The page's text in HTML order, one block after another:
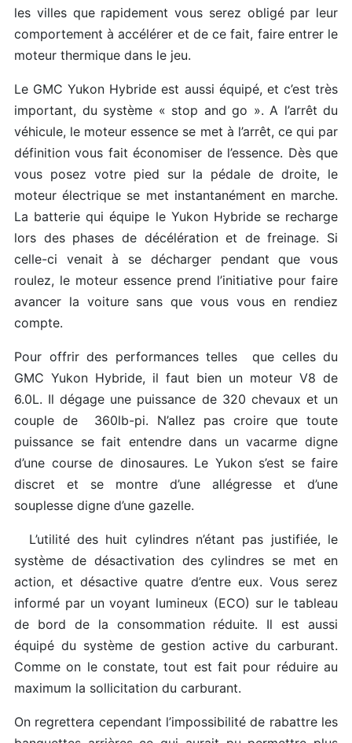
les villes que rapidement vous serez obligé par leur
comportement à accélérer et de ce fait, faire entrer le
moteur thermique dans le jeu.
Le GMC Yukon Hybride est aussi équipé, et c’est très
important, du système « stop and go ». A l’arrêt du
véhicule, le moteur essence se met à l’arrêt, ce qui par
définition vous fait économiser de l’essence. Dès que
vous posez votre pied sur la pédale de droite, le
moteur électrique se met instantanément en marche.
La batterie qui équipe le Yukon Hybride se recharge
lors des phases de décélération et de freinage. Si
celle-ci venait à se décharger pendant que vous
roulez, le moteur essence prend l’initiative pour faire
avancer la voiture sans que vous vous en rendiez
compte.
Pour offrir des performances telles que celles du
GMC Yukon Hybride, il faut bien un moteur V8 de
6.0L. Il dégage une puissance de 320 chevaux et un
couple de 360lb-pi. N’allez pas croire que toute
puissance se fait entendre dans un vacarme digne
d’une course de dinosaures. Le Yukon s’est se faire
discret et se montre d’une allégresse et d’une
souplesse digne d’une gazelle.
L’utilité des huit cylindres n’étant pas justifiée, le
système de désactivation des cylindres se met en
action, et désactive quatre d’entre eux. Vous serez
informé par un voyant lumineux (ECO) sur le tableau
de bord de la consommation réduite. Il est aussi
équipé du système de gestion active du carburant.
Comme on le constate, tout est fait pour réduire au
maximum la sollicitation du carburant.
On regrettera cependant l’impossibilité de rabattre les